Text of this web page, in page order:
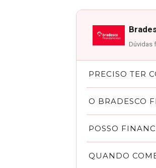
Dúvidas
PRECISO TER
O BRADESCO
grandes bancos
POSSO
relação à
QUANDO